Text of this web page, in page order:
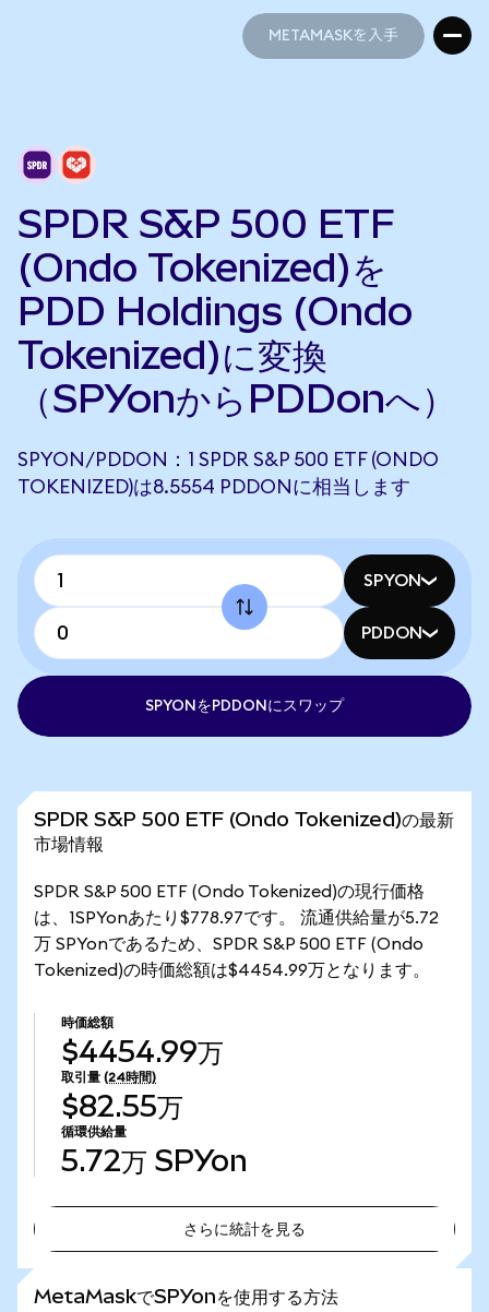
METAMASKを入手
SPDR S&P 500 ETF
(Ondo Tokenized)を
PDD Holdings (Ondo
Tokenized)に変換
（SPYonからPDDonへ）
SPYON/PDDON：1 SPDR S&P 500 ETF (ONDO
TOKENIZED)は8.5554 PDDONに相当します
SPYON
PDDON
SPYONをPDDONにスワップ
SPDR S&P 500 ETF (Ondo Tokenized)の最新
市場情報
SPDR S&P 500 ETF (Ondo Tokenized)の現行価格
は、1SPYonあたり$778.97です。 流通供給量が5.72
万 SPYonであるため、SPDR S&P 500 ETF (Ondo
Tokenized)の時価総額は$4454.99万となります。
時価総額
$4454.99万
取引量 (24時間)
$82.55万
循環供給量
5.72万 SPYon
さらに統計を見る
MetaMaskでSPYonを使用する方法